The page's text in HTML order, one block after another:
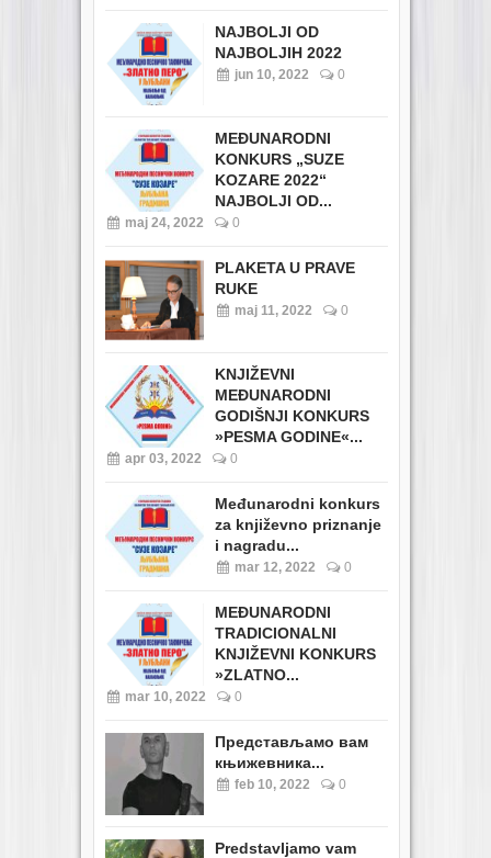
NAJBOLJI OD
NAJBOLJIH 2022
jun 10, 2022 0
MEĐUNARODNI
KONKURS „SUZE
KOZARE 2022“
NAJBOLJI OD...
maj 24, 2022 0
PLAKETA U PRAVE
RUKE
maj 11, 2022 0
KNJIŽEVNI
MEĐUNARODNI
GODIŠNJI KONKURS
»PESMA GODINE«...
apr 03, 2022 0
Međunarodni konkurs
za književno priznanje
i nagradu...
mar 12, 2022 0
MEĐUNARODNI
TRADICIONALNI
KNJIŽEVNI KONKURS
»ZLATNO...
mar 10, 2022 0
Представљамо вам
књижевника...
feb 10, 2022 0
Predstavljamo vam